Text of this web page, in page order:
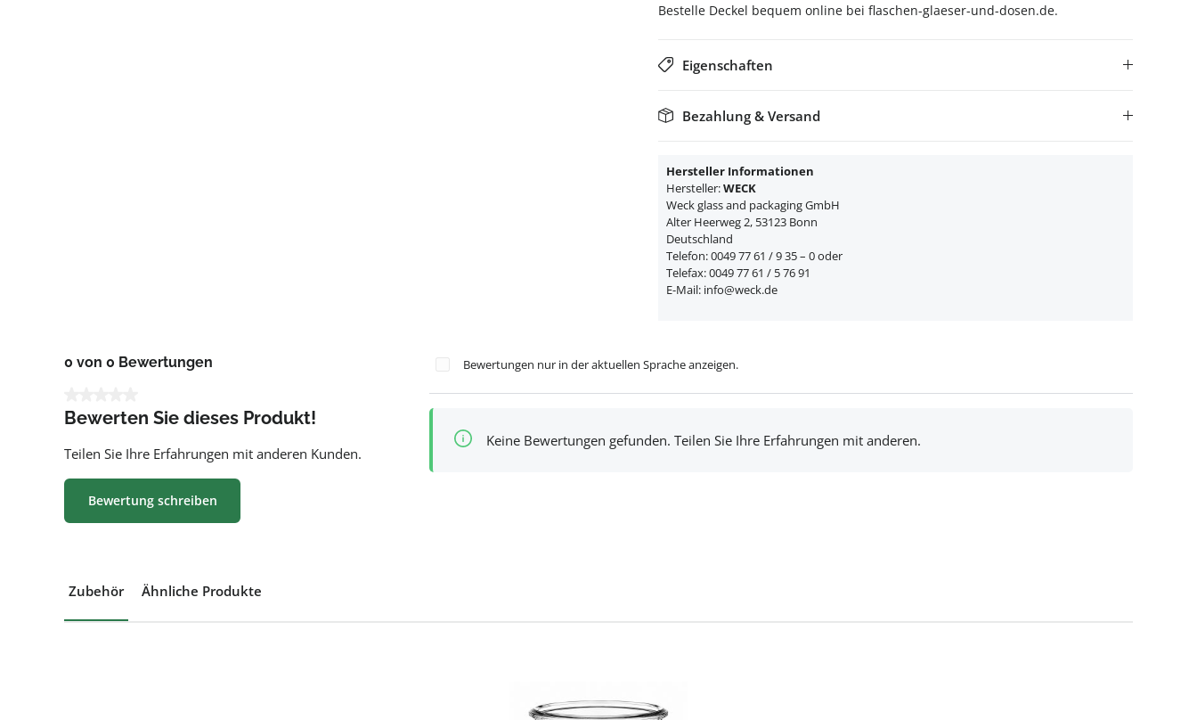
Bestelle Deckel bequem online bei flaschen-glaeser-und-dosen.de.
Eigenschaften
Bezahlung & Versand
Hersteller Informationen
Hersteller:WECK
Weck glass and packaging GmbH
Alter Heerweg 2, 53123 Bonn
Deutschland
Telefon: 0049 77 61 / 9 35 – 0 oder
Telefax: 0049 77 61 / 5 76 91
E-Mail: info@weck.de
0 von 0 Bewertungen
Bewerten Sie dieses Produkt!
Teilen Sie Ihre Erfahrungen mit anderen Kunden.
Bewertung schreiben
Bewertungen nur in der aktuellen Sprache anzeigen.
Keine Bewertungen gefunden. Teilen Sie Ihre Erfahrungen mit anderen.
Zubehör Ähnliche Produkte